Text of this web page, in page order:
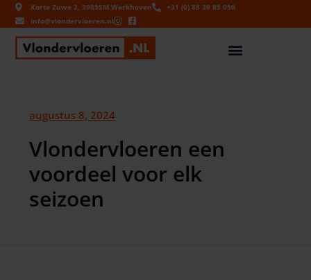
Korte Zuwe 2, 3985SM Werkhoven
+31 (0) 88 39 85 050
info@vlondervloeren.nl
augustus 8, 2024
Vlondervloeren een
voordeel voor elk
seizoen